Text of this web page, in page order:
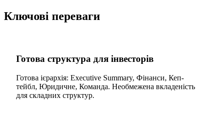
Ключові переваги
Готова структура для інвесторів
Готова ієрархія: Executive Summary, Фінанси, Кеп-
тейбл, Юридичне, Команда. Необмежена вкладеність
для складних структур.